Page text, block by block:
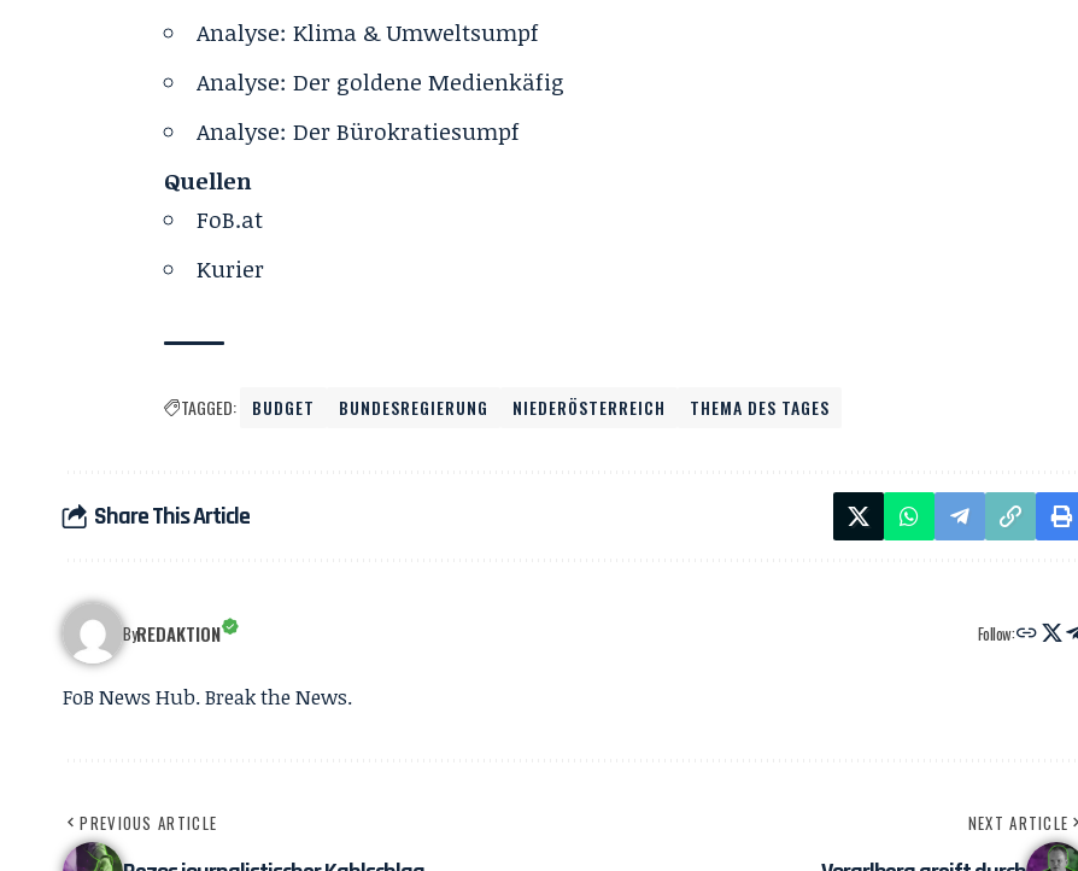
Analyse: Klima & Umweltsumpf
Analyse: Der goldene Medienkäfig
Analyse: Der Bürokratiesumpf
Quellen
FoB.at
Kurier
TAGGED: BUDGET BUNDESREGIERUNG NIEDERÖSTERREICH THEMA DES TAGES
Share This Article
ByREDAKTION Follow:
FoB News Hub. Break the News.
PREVIOUS ARTICLE NEXT ARTICLE